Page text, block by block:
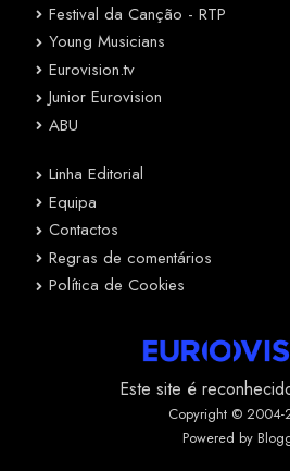
Festival da Canção - RTP
Young Musicians
Eurovision.tv
Junior Eurovision
ABU
Linha Editorial
Equipa
Contactos
Regras de comentários
Política de Cookies
Este site é
Copyright © 2004-
Powered by